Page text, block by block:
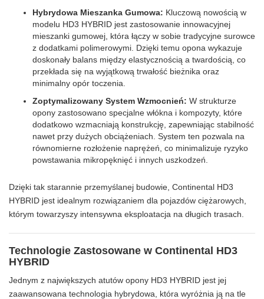
Hybrydowa Mieszanka Gumowa: Kluczową nowością w
modelu HD3 HYBRID jest zastosowanie innowacyjnej
mieszanki gumowej, która łączy w sobie tradycyjne surowce
z dodatkami polimerowymi. Dzięki temu opona wykazuje
doskonały balans między elastycznością a twardością, co
przekłada się na wyjątkową trwałość bieżnika oraz
minimalny opór toczenia.
Zoptymalizowany System Wzmocnień: W strukturze
opony zastosowano specjalne włókna i kompozyty, które
dodatkowo wzmacniają konstrukcję, zapewniając stabilność
nawet przy dużych obciążeniach. System ten pozwala na
równomierne rozłożenie naprężeń, co minimalizuje ryzyko
powstawania mikropęknięć i innych uszkodzeń.
Dzięki tak starannie przemyślanej budowie, Continental HD3
HYBRID jest idealnym rozwiązaniem dla pojazdów ciężarowych,
którym towarzyszy intensywna eksploatacja na długich trasach.
Technologie Zastosowane w Continental HD3
HYBRID
Jednym z największych atutów opony HD3 HYBRID jest jej
zaawansowana technologia hybrydowa, która wyróżnia ją na tle